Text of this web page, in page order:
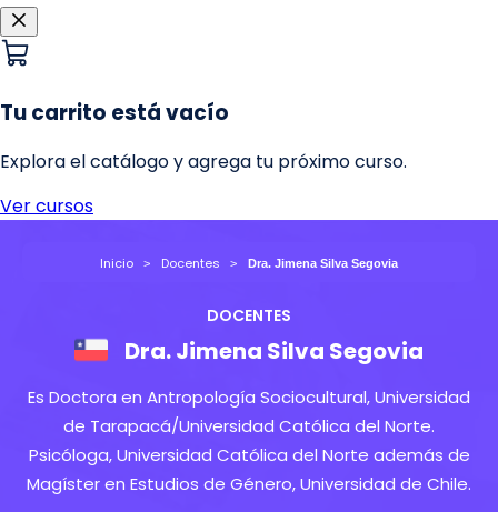
Inicio Docentes Dra. Jimena Silva Segovia
DOCENTES
Dra. Jimena Silva Segovia
Es Doctora en Antropología Sociocultural, Universidad
de Tarapacá/Universidad Católica del Norte.
Psicóloga, Universidad Católica del Norte además de
Magíster en Estudios de Género, Universidad de Chile.